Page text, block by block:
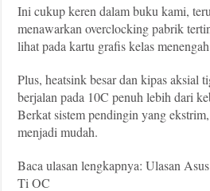
Ini cukup keren dalam buku kami,
menawarkan overclocking pabrik
lihat pada kartu grafis kelas
Plus, heatsink besar dan kipas aksial
berjalan pada 10C penuh lebih dari
Berkat sistem pendingin yang
menjadi mudah.
Baca ulasan lengkapnya: Ulasan
Ti OC